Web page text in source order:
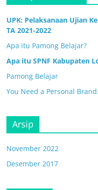
UPK: Pelaksanaan Ujian
TA 2021-2022
Apa itu Pamong Belajar?
Apa itu SPNF Kabupaten
Pamong Belajar
You Need a Personal
Arsip
November 2022
Desember 2017